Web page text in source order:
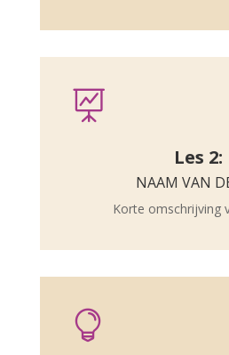

Les 2:
NAAM VAN
Korte omschrijving
